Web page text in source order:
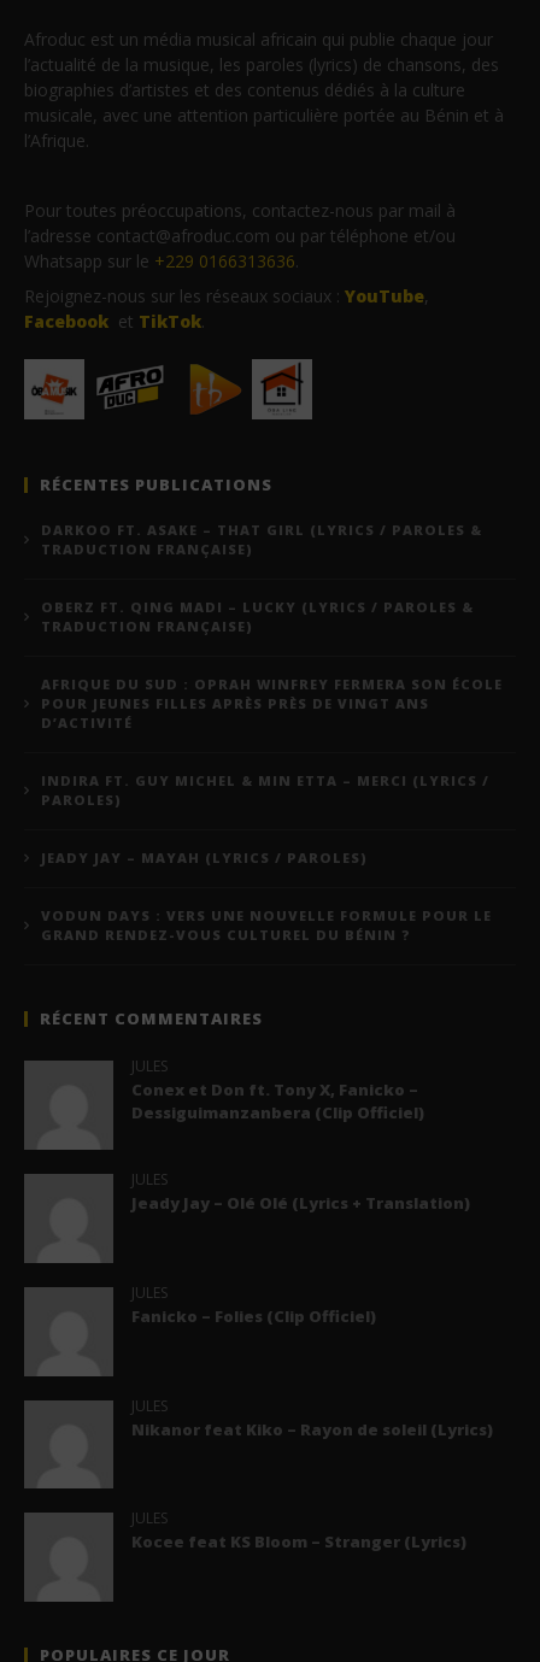
Afroduc est un média musical africain qui publie chaque jour
l’actualité de la musique, les paroles (lyrics) de chansons, des
biographies d’artistes et des contenus dédiés à la culture
musicale, avec une attention particulière portée au Bénin et à
l’Afrique.
Pour toutes préoccupations, contactez-nous par mail à
l’adresse contact@afroduc.com ou par téléphone et/ou
Whatsapp sur le +229 0166313636.
Rejoignez-nous sur les réseaux sociaux : YouTube,
Facebook et TikTok.
RÉCENTES PUBLICATIONS
DARKOO FT. ASAKE – THAT GIRL (LYRICS / PAROLES &
TRADUCTION FRANÇAISE)
OBERZ FT. QING MADI – LUCKY (LYRICS / PAROLES &
TRADUCTION FRANÇAISE)
AFRIQUE DU SUD : OPRAH WINFREY FERMERA SON ÉCOLE
POUR JEUNES FILLES APRÈS PRÈS DE VINGT ANS
D’ACTIVITÉ
INDIRA FT. GUY MICHEL & MIN ETTA – MERCI (LYRICS /
PAROLES)
JEADY JAY – MAYAH (LYRICS / PAROLES)
VODUN DAYS : VERS UNE NOUVELLE FORMULE POUR LE
GRAND RENDEZ-VOUS CULTUREL DU BÉNIN ?
RÉCENT COMMENTAIRES
JULES
Conex et Don ft. Tony X, Fanicko –
Dessiguimanzanbera (Clip Officiel)
JULES
Jeady Jay – Olé Olé (Lyrics + Translation)
JULES
Fanicko – Folies (Clip Officiel)
JULES
Nikanor feat Kiko – Rayon de soleil (Lyrics)
JULES
Kocee feat KS Bloom – Stranger (Lyrics)
POPULAIRES CE JOUR